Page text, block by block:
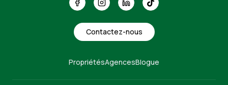
Contactez-nous
PropriétésAgencesBlogue